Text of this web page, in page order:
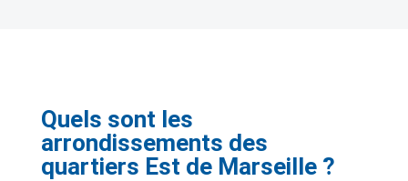
Quels sont les
arrondissements des
quartiers Est de Marseille ?